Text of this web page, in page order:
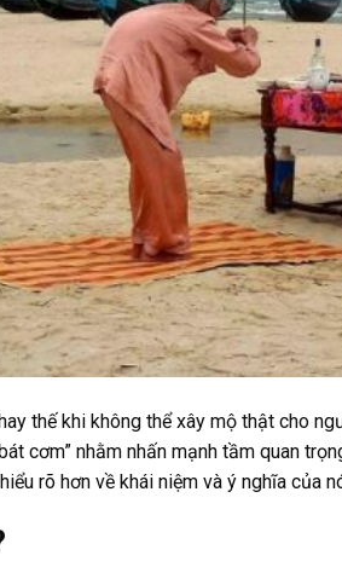
thế khi không thể xây mộ thật cho
cơm” nhằm nhấn mạnh tầm quan
rõ hơn về khái niệm và ý nghĩa của